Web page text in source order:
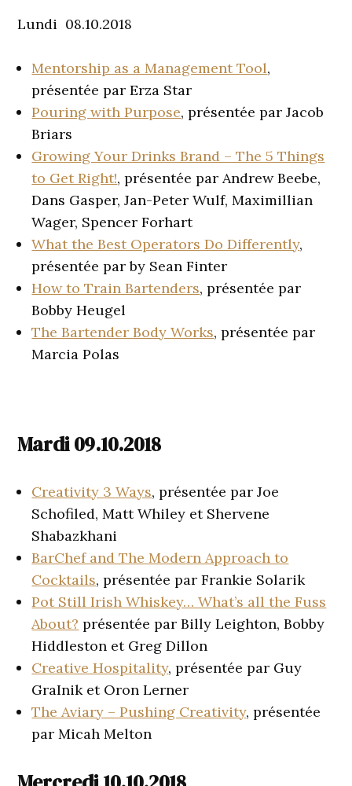
Lundi 08.10.2018
Mentorship as a Management Tool,
présentée par Erza Star
Pouring with Purpose, présentée par Jacob
Briars
Growing Your Drinks Brand – The 5 Things
to Get Right!, présentée par Andrew Beebe,
Dans Gasper, Jan-Peter Wulf, Maximillian
Wager, Spencer Forhart
What the Best Operators Do Differently,
présentée par by Sean Finter
How to Train Bartenders, présentée par
Bobby Heugel
The Bartender Body Works, présentée par
Marcia Polas
Mardi 09.10.2018
Creativity 3 Ways, présentée par Joe
Schofiled, Matt Whiley et Shervene
Shabazkhani
BarChef and The Modern Approach to
Cocktails, présentée par Frankie Solarik
Pot Still Irish Whiskey… What’s all the Fuss
About? présentée par Billy Leighton, Bobby
Hiddleston et Greg Dillon
Creative Hospitality, présentée par Guy
GraInik et Oron Lerner
The Aviary – Pushing Creativity, présentée
par Micah Melton